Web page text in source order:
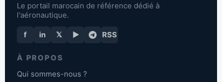
Le portail marocain de référence dédié à
l'aéronautique.
f in 𝕏 ▶ RSS
À PROPOS
Qui sommes-nous ?